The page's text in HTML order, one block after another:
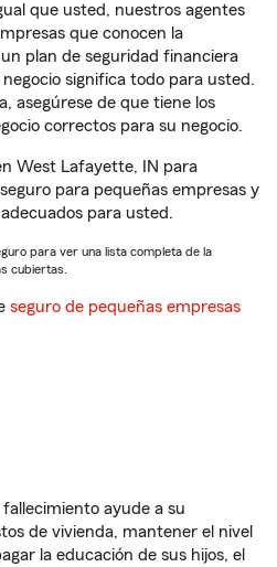
que usted, nuestros agentes
que conocen la
plan de seguridad financiera
significa todo para usted.
asegúrese de que tiene los
correctos para su negocio.
West Lafayette, IN para
para pequeñas empresas y
para usted.
para ver una lista completa de la
cubiertas.
seguro de pequeñas empresas
ayude a su
de vivienda, mantener el nivel
la educación de sus hijos, el